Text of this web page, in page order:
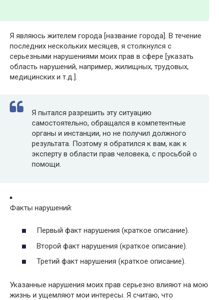
Я являюсь жителем города [название города]. В течение
последних нескольких месяцев, я столкнулся с
серьезными нарушениями моих прав в сфере [указать
область нарушений, например, жилищных, трудовых,
медицинских и т.д.].
Я пытался разрешить эту ситуацию
самостоятельно, обращался в компетентные
органы и инстанции, но не получил должного
результата. Поэтому я обратился к вам, как к
эксперту в области прав человека, с просьбой о
помощи.
Факты нарушений:
Первый факт нарушения (краткое описание).
Второй факт нарушения (краткое описание).
Третий факт нарушения (краткое описание).
Указанные нарушения моих прав серьезно влияют на мою
жизнь и ущемляют мои интересы. Я считаю, что